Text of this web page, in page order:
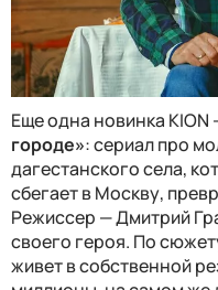
Еще одна новинка KION
городе»: сериал про
дагестанского села,
сбегает в Москву,
Режиссер — Дмитрий
своего героя. По
живет в собственной